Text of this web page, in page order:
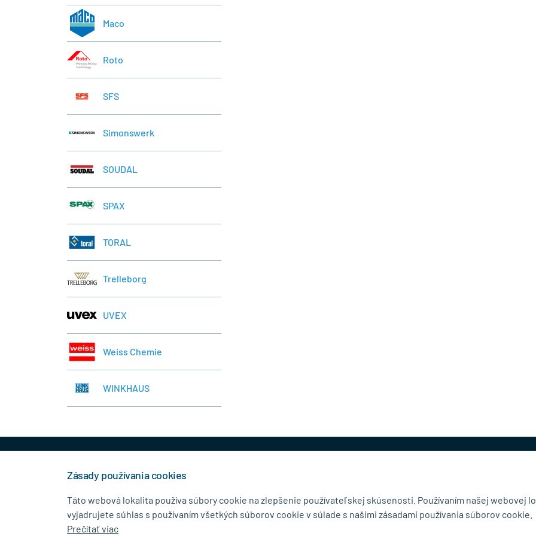
Maco
Roto
SFS
Simonswerk
SOUDAL
SPAX
TORAL
Trelleborg
UVEX
Weiss Chemie
WINKHAUS
KONTAKTNÉ ÚDAJE
Zásady používania cookies
Táto webová lokalita používa súbory cookie na zlepšenie používateľskej skúsenosti. Používaním našej webovej
vyjadrujete súhlas s používaním všetkých súborov cookie v súlade s našimi zásadami používania súborov cookie.
Prečítať viac